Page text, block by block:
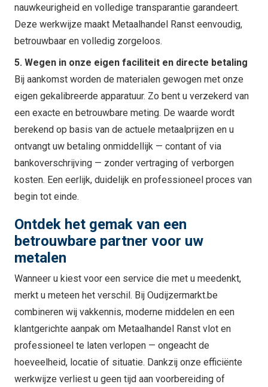
nauwkeurigheid en volledige transparantie garandeert.
Deze werkwijze maakt Metaalhandel Ranst eenvoudig,
betrouwbaar en volledig zorgeloos.
5. Wegen in onze eigen faciliteit en directe betaling
Bij aankomst worden de materialen gewogen met onze
eigen gekalibreerde apparatuur. Zo bent u verzekerd van
een exacte en betrouwbare meting. De waarde wordt
berekend op basis van de actuele metaalprijzen en u
ontvangt uw betaling onmiddellijk — contant of via
bankoverschrijving — zonder vertraging of verborgen
kosten. Een eerlijk, duidelijk en professioneel proces van
begin tot einde.
Ontdek het gemak van een
betrouwbare partner voor uw
metalen
Wanneer u kiest voor een service die met u meedenkt,
merkt u meteen het verschil. Bij Oudijzermarkt.be
combineren wij vakkennis, moderne middelen en een
klantgerichte aanpak om Metaalhandel Ranst vlot en
professioneel te laten verlopen — ongeacht de
hoeveelheid, locatie of situatie. Dankzij onze efficiënte
werkwijze verliest u geen tijd aan voorbereiding of